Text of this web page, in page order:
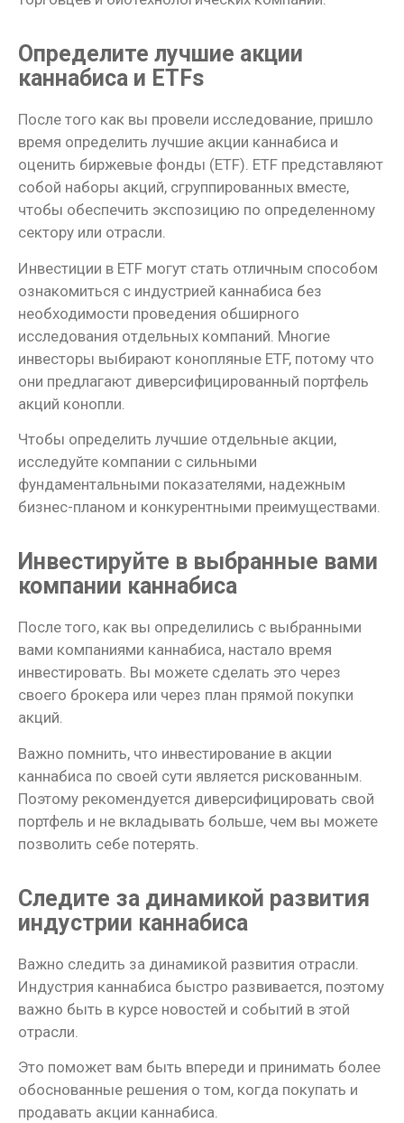
Определите лучшие акции
каннабиса и ETFs
После того как вы провели исследование, пришло
время определить лучшие акции каннабиса и
оценить биржевые фонды (ETF). ETF представляют
собой наборы акций, сгруппированных вместе,
чтобы обеспечить экспозицию по определенному
сектору или отрасли.
Инвестиции в ETF могут стать отличным способом
ознакомиться с индустрией каннабиса без
необходимости проведения обширного
исследования отдельных компаний. Многие
инвесторы выбирают конопляные ETF, потому что
они предлагают диверсифицированный портфель
акций конопли.
Чтобы определить лучшие отдельные акции,
исследуйте компании с сильными
фундаментальными показателями, надежным
бизнес-планом и конкурентными преимуществами.
Инвестируйте в выбранные вами
компании каннабиса
После того, как вы определились с выбранными
вами компаниями каннабиса, настало время
инвестировать. Вы можете сделать это через
своего брокера или через план прямой покупки
акций.
Важно помнить, что инвестирование в акции
каннабиса по своей сути является рискованным.
Поэтому рекомендуется диверсифицировать свой
портфель и не вкладывать больше, чем вы можете
позволить себе потерять.
Следите за динамикой развития
индустрии каннабиса
Важно следить за динамикой развития отрасли.
Индустрия каннабиса быстро развивается, поэтому
важно быть в курсе новостей и событий в этой
отрасли.
Это поможет вам быть впереди и принимать более
обоснованные решения о том, когда покупать и
продавать акции каннабиса.